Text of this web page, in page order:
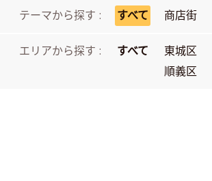
テーマから探す : すべて 商店街
エリアから探す : すべて 東城区
順義区